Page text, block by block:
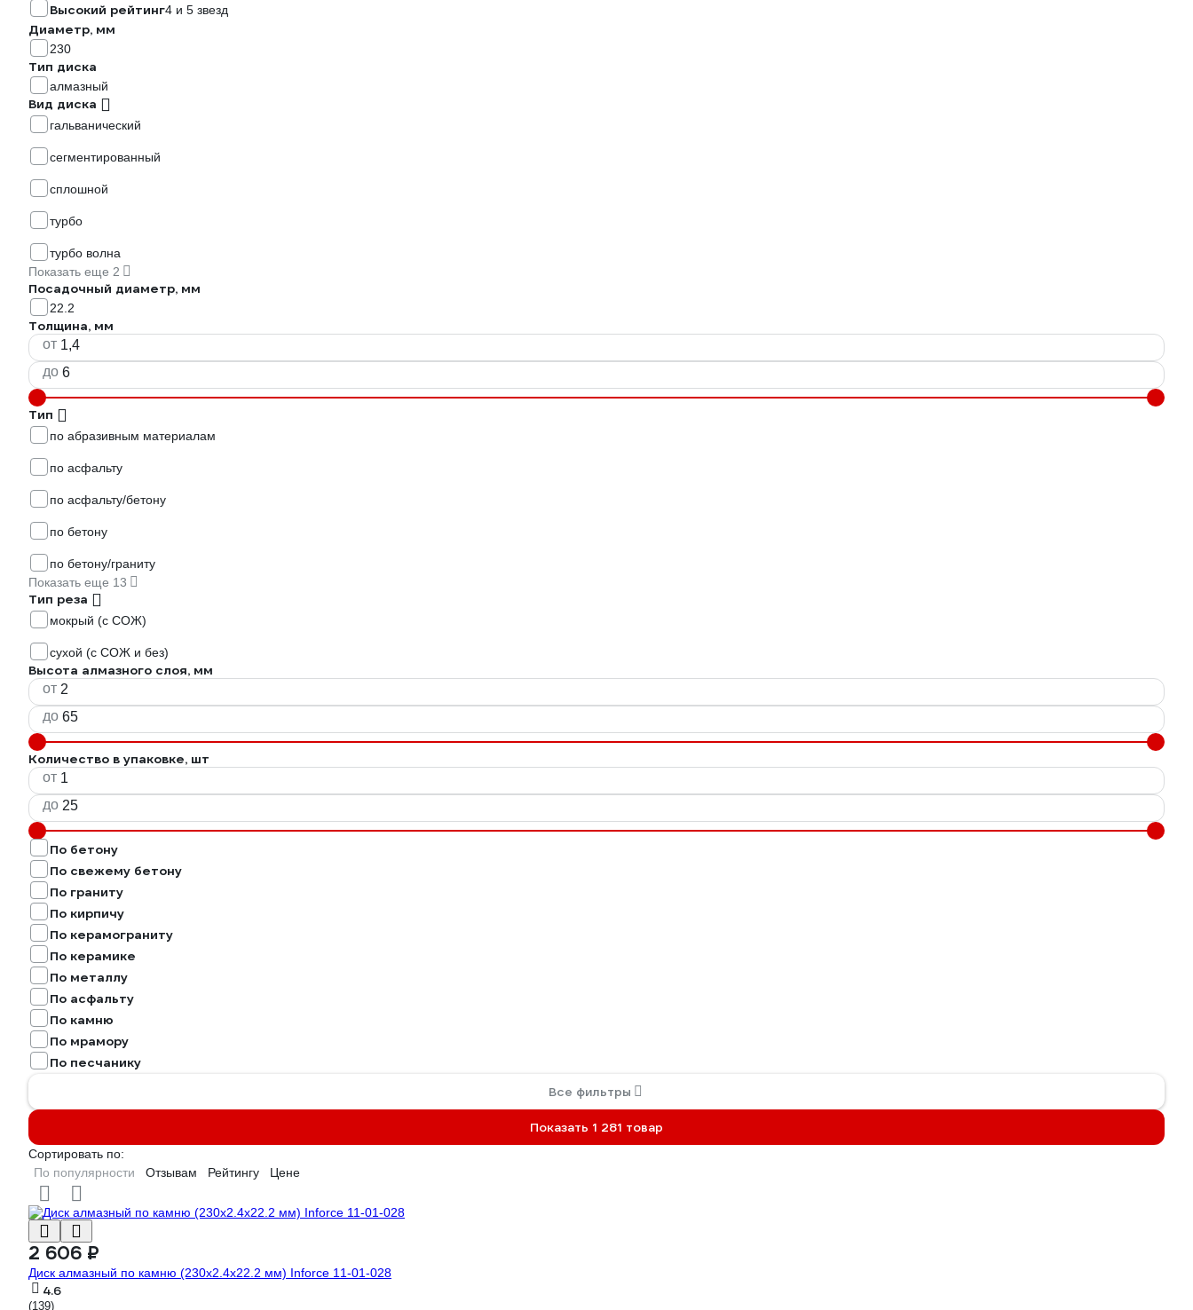
Высокий рейтинг4 и 5 звезд
Диаметр, мм
230
Тип диска
алмазный
Вид диска
гальванический
сегментированный
сплошной
турбо
турбо волна
Показать еще 2
Посадочный диаметр, мм
22.2
Толщина, мм
от
до
Тип
по абразивным материалам
по асфальту
по асфальту/бетону
по бетону
по бетону/граниту
Показать еще 13
Тип реза
мокрый (с СОЖ)
сухой (с СОЖ и без)
Высота алмазного слоя, мм
от
до
Количество в упаковке, шт
от
до
По бетону
По свежему бетону
По граниту
По кирпичу
По керамограниту
По керамике
По металлу
По асфальту
По камню
По мрамору
По песчанику
Все фильтры
Показать 1 281 товар
Сортировать по:
По популярности
Отзывам Рейтингу Цене
2 606 ₽
Диск алмазный по камню (230х2.4x22.2 мм) Inforce 11-01-028
4.6
(139)